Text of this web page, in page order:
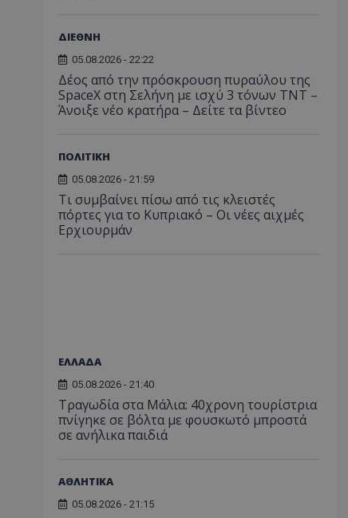
ΔΙΕΘΝΗ
05.08.2026 - 22:22
Δέος από την πρόσκρουση πυραύλου της
SpaceX στη Σελήνη με ισχύ 3 τόνων TNT –
Άνοιξε νέο κρατήρα – Δείτε τα βίντεο
ΠΟΛΙΤΙΚΗ
05.08.2026 - 21:59
Τι συμβαίνει πίσω από τις κλειστές
πόρτες για το Κυπριακό – Οι νέες αιχμές
Ερχιουρμάν
ΕΛΛΑΔΑ
05.08.2026 - 21:40
Τραγωδία στα Μάλια: 40χρονη τουρίστρια
πνίγηκε σε βόλτα με φουσκωτό μπροστά
σε ανήλικα παιδιά
ΑΘΛΗΤΙΚΑ
05.08.2026 - 21:15